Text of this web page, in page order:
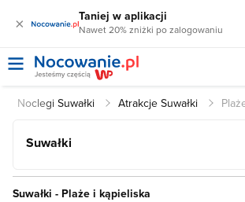
× Taniej w aplikacji
Nawet 20% zniżki po zalogowaniu
Noclegi Suwałki Atrakcje Suwałki
Suwałki
Suwałki - Plaże i kąpieliska